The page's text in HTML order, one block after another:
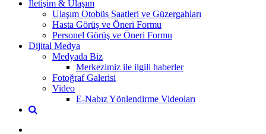
İletişim & Ulaşım
Ulaşım Otobüs Saatleri ve Güzergahları
Hasta Görüş ve Öneri Formu
Personel Görüş ve Öneri Formu
Dijital Medya
Medyada Biz
Merkezimiz ile ilgili haberler
Fotoğraf Galerisi
Video
E-Nabız Yönlendirme Videoları